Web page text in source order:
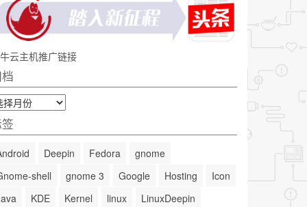
云主机推广链接
Deepin Fedora
gnome
shell
gnome 3 Google Hosting
Icon
KDE Kernel linux
LinuxDeepin